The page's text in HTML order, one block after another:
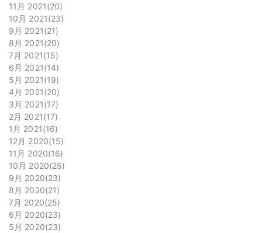
11月 2021 20
10月 2021 23
9月 2021 21
8月 2021 20
7月 2021 15
6月 2021 14
5月 2021 19
4月 2021 20
3月 2021 17
2月 2021 17
1月 2021 16
12月 2020 15
11月 2020 16
10月 2020 25
9月 2020 23
8月 2020 21
7月 2020 25
6月 2020 23
5月 2020 23